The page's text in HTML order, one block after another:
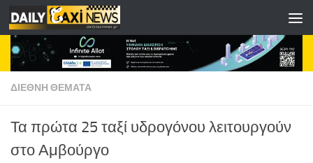
Skip to content
ΔΙΕΘΝΗ ΘΕΜΑΤΑ
Τα πρώτα 25 ταξί υδρογόνου λειτουργούν
στο Αμβούργο